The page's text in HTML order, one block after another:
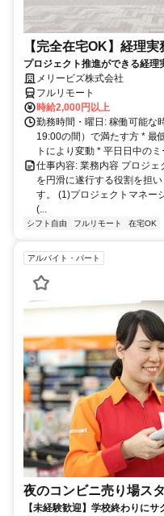
【完全在宅OK】経理
プロジェクト推進ができる経理
メリービズ株式会社
フルリモート
時給2,000円以上
勤務時間・曜日: 稼働可能な
19:00の間）で満たす方 *
トにより変動 * 平日日中の
仕事内容: 業務内容 プロジ
を円滑に遂行する役割を担
す。 (1)プロジェクトマネー
(...
シフト自由 フルリモート 在宅OK
アルバイト・パート
夜のコンビニ売り場ス
【未経験歓迎】学校終わりに